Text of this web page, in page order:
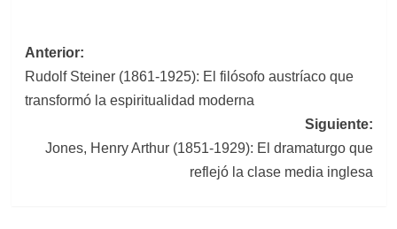
Navegación
de
entradas
Anterior:
Rudolf Steiner (1861-1925): El filósofo austríaco que
transformó la espiritualidad moderna
Siguiente:
Jones, Henry Arthur (1851-1929): El dramaturgo que
reflejó la clase media inglesa